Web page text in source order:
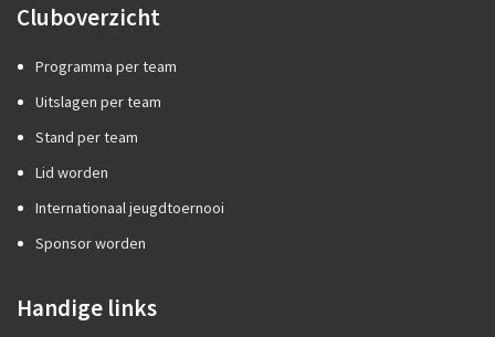
Cluboverzicht
Programma per team
Uitslagen per team
Stand per team
Lid worden
Internationaal jeugdtoernooi
Sponsor worden
Handige links